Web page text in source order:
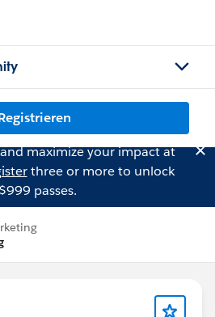
maximize your impact at
three or more to unlock
$999 passes.